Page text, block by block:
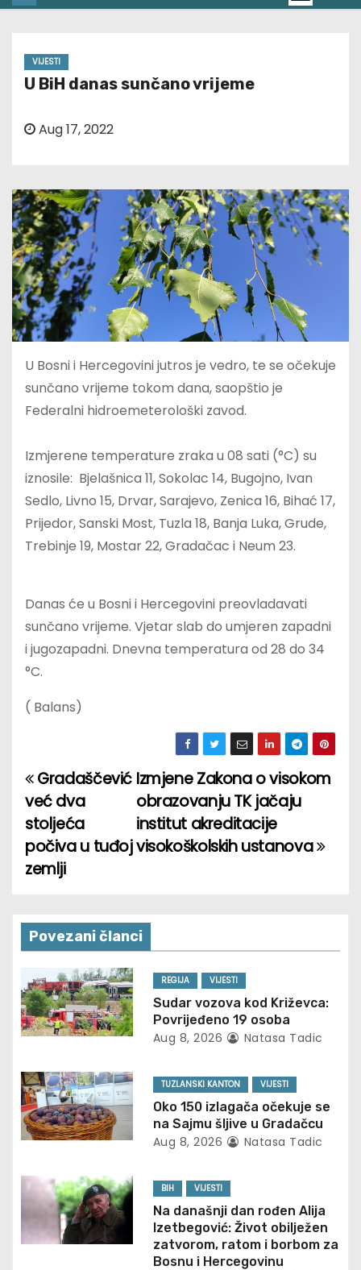
VIJESTI
U BiH danas sunčano vrijeme
Aug 17, 2022
U Bosni i Hercegovini jutros je vedro, te se očekuje
sunčano vrijeme tokom dana, saopštio je
Federalni hidroemeterološki zavod.
Izmjerene temperature zraka u 08 sati (°C) su
iznosile: Bjelašnica 11, Sokolac 14, Bugojno, Ivan
Sedlo, Livno 15, Drvar, Sarajevo, Zenica 16, Bihać 17,
Prijedor, Sanski Most, Tuzla 18, Banja Luka, Grude,
Trebinje 19, Mostar 22, Gradačac i Neum 23.
Danas će u Bosni i Hercegovini preovladavati
sunčano vrijeme. Vjetar slab do umjeren zapadni
i jugozapadni. Dnevna temperatura od 28 do 34
°C.
( Balans)
P
o
s
n
a
v
i
a
t
o
n
Izmjene Zakona o visokom
obrazovanju TK jačaju
institut akreditacije
visokoškolskih ustanova
Gradaščević
već dva
stoljeća
počiva u tuđoj
zemlji
Povezani članci
REGIJA VIJESTI
Sudar vozova kod Križevca:
Povrijeđeno 19 osoba
Aug 8, 2026 Natasa Tadic
TUZLANSKI KANTON VIJESTI
Oko 150 izlagača očekuje se
na Sajmu šljive u Gradačcu
Aug 8, 2026 Natasa Tadic
BIH VIJESTI
Na današnji dan rođen Alija
Izetbegović: Život obilježen
zatvorom, ratom i borbom za
Bosnu i Hercegovinu